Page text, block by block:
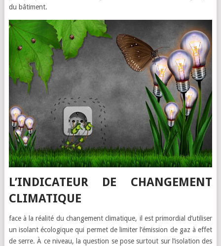
du bâtiment.
L’INDICATEUR DE CHANGEMENT
CLIMATIQUE
face à la réalité du changement climatique, il est primordial d’utiliser
un isolant écologique qui permet de limiter l’émission de gaz à effet
de serre. À ce niveau, la question se pose surtout sur l’isolation des